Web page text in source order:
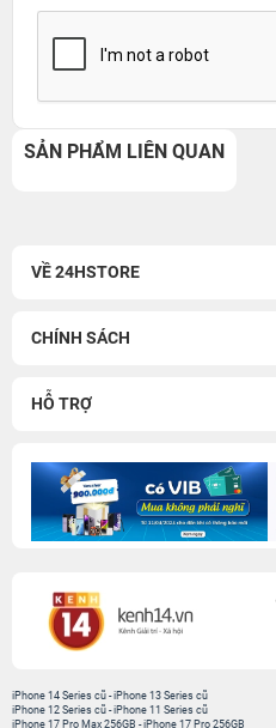
SẢN PHẨM LIÊN QUAN
VỀ 24HSTORE
CHÍNH SÁCH
HỖ TRỢ
iPhone 14 Series cũ -iPhone 13 Series cũ
iPhone 12 Series cũ -iPhone 11 Series cũ
iPhone 17 Pro Max 256GB -iPhone 17 Pro 256GB